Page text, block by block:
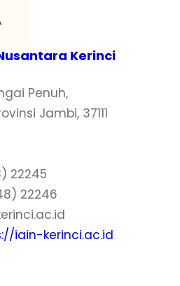
Kerinci
Penuh,
Jambi, 37111
22245
22246
iain-kerinci.ac.id